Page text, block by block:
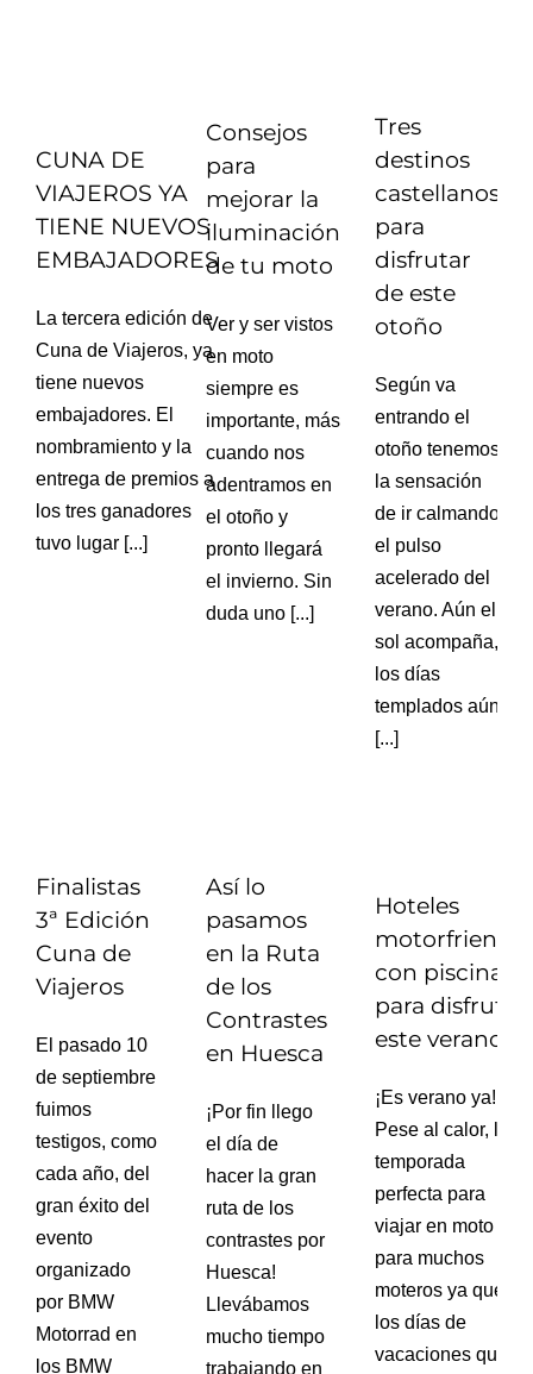
CUNA DE
VIAJEROS YA
TIENE NUEVOS
EMBAJADORES
La tercera edición de
Cuna de Viajeros, ya
tiene nuevos
embajadores. El
nombramiento y la
entrega de premios a
los tres ganadores
tuvo lugar [...]
Consejos
para
mejorar la
iluminación
de tu moto
Ver y ser vistos
en moto
siempre es
importante, más
cuando nos
adentramos en
el otoño y
pronto llegará
el invierno. Sin
duda uno [...]
Tres
destinos
castellanos
para
disfrutar
de este
otoño
Según va
entrando el
otoño tenemos
la sensación
de ir calmando
el pulso
acelerado del
verano. Aún el
sol acompaña,
los días
templados aún
[...]
Finalistas
3ª Edición
Cuna de
Viajeros
El pasado 10
de septiembre
fuimos
testigos, como
cada año, del
gran éxito del
evento
organizado
por BMW
Motorrad en
los BMW
Así lo
pasamos
en la Ruta
de los
Contrastes
en Huesca
¡Por fin llego
el día de
hacer la gran
ruta de los
contrastes por
Huesca!
Llevábamos
mucho tiempo
trabajando en
Hoteles
motorfriendly
con piscina
para disfrutar
este verano
¡Es verano ya!
Pese al calor, la
temporada
perfecta para
viajar en moto
para muchos
moteros ya que
los días de
vacaciones que